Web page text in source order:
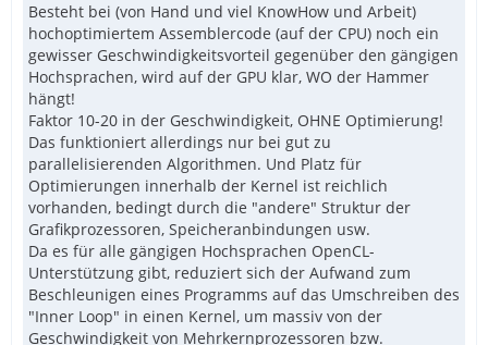
Besteht bei (von Hand und viel KnowHow und Arbeit)
hochoptimiertem Assemblercode (auf der CPU) noch ein
gewisser Geschwindigkeitsvorteil gegenüber den gängigen
Hochsprachen, wird auf der GPU klar, WO der Hammer
hängt!
Faktor 10-20 in der Geschwindigkeit, OHNE Optimierung!
Das funktioniert allerdings nur bei gut zu
parallelisierenden Algorithmen. Und Platz für
Optimierungen innerhalb der Kernel ist reichlich
vorhanden, bedingt durch die "andere" Struktur der
Grafikprozessoren, Speicheranbindungen usw.
Da es für alle gängigen Hochsprachen OpenCL-
Unterstützung gibt, reduziert sich der Aufwand zum
Beschleunigen eines Programms auf das Umschreiben des
"Inner Loop" in einen Kernel, um massiv von der
Geschwindigkeit von Mehrkernprozessoren bzw.